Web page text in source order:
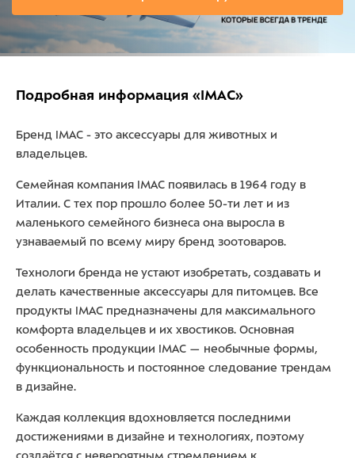
Подробная информация «IMAC»
Бренд IMAC - это аксессуары для животных и
владельцев.
Семейная компания IMAC появилась в 1964 году в
Италии. С тех пор прошло более 50-ти лет и из
маленького семейного бизнеса она выросла в
узнаваемый по всему миру бренд зоотоваров.
Технологи бренда не устают изобретать, создавать и
делать качественные аксессуары для питомцев. Все
продукты IMAC предназначены для максимального
комфорта владельцев и их хвостиков. Основная
особенность продукции IMAC — необычные формы,
функциональность и постоянное следование трендам
в дизайне.
Каждая коллекция вдохновляется последними
достижениями в дизайне и технологиях, поэтому